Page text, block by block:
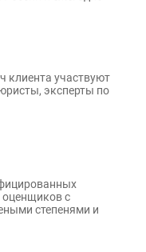
клиента участвуют
эксперты по
оценщиков с
степенями и